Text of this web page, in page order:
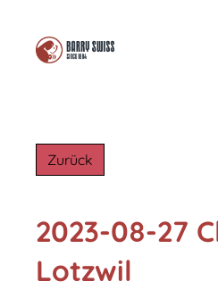
Zurück
2023-08-27
Lotzwil